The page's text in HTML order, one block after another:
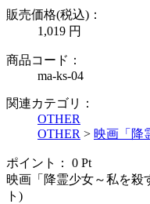
販売価格(税込)：
1,019 円
商品コード：
ma-ks-04
関連カテゴリ：
OTHER
OTHER > 映画「降
ポイント： 0 Pt
映画「降霊少女～私を殺
ト)